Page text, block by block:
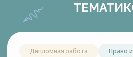
Дипломная работа Право